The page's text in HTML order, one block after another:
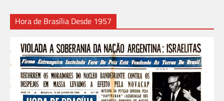
Hora de Brasília Desde 1957